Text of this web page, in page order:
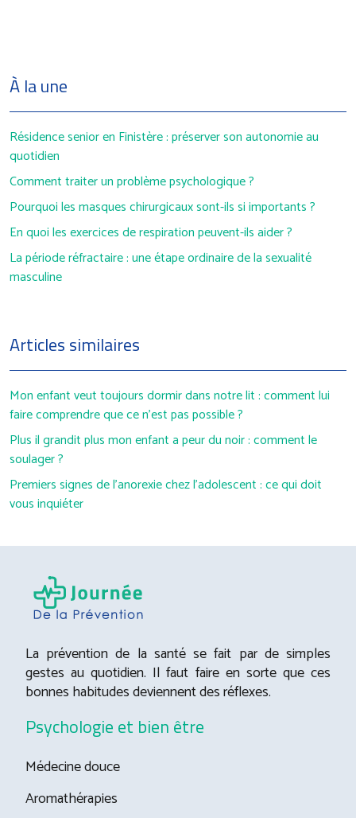
À la une
Résidence senior en Finistère : préserver son autonomie au
quotidien
Comment traiter un problème psychologique ?
Pourquoi les masques chirurgicaux sont-ils si importants ?
En quoi les exercices de respiration peuvent-ils aider ?
La période réfractaire : une étape ordinaire de la sexualité
masculine
Articles similaires
Mon enfant veut toujours dormir dans notre lit : comment lui
faire comprendre que ce n’est pas possible ?
Plus il grandit plus mon enfant a peur du noir : comment le
soulager ?
Premiers signes de l’anorexie chez l’adolescent : ce qui doit
vous inquiéter
La prévention de la santé se fait par de simples
gestes au quotidien. Il faut faire en sorte que ces
bonnes habitudes deviennent des réflexes.
Psychologie et bien être
Médecine douce
Aromathérapies